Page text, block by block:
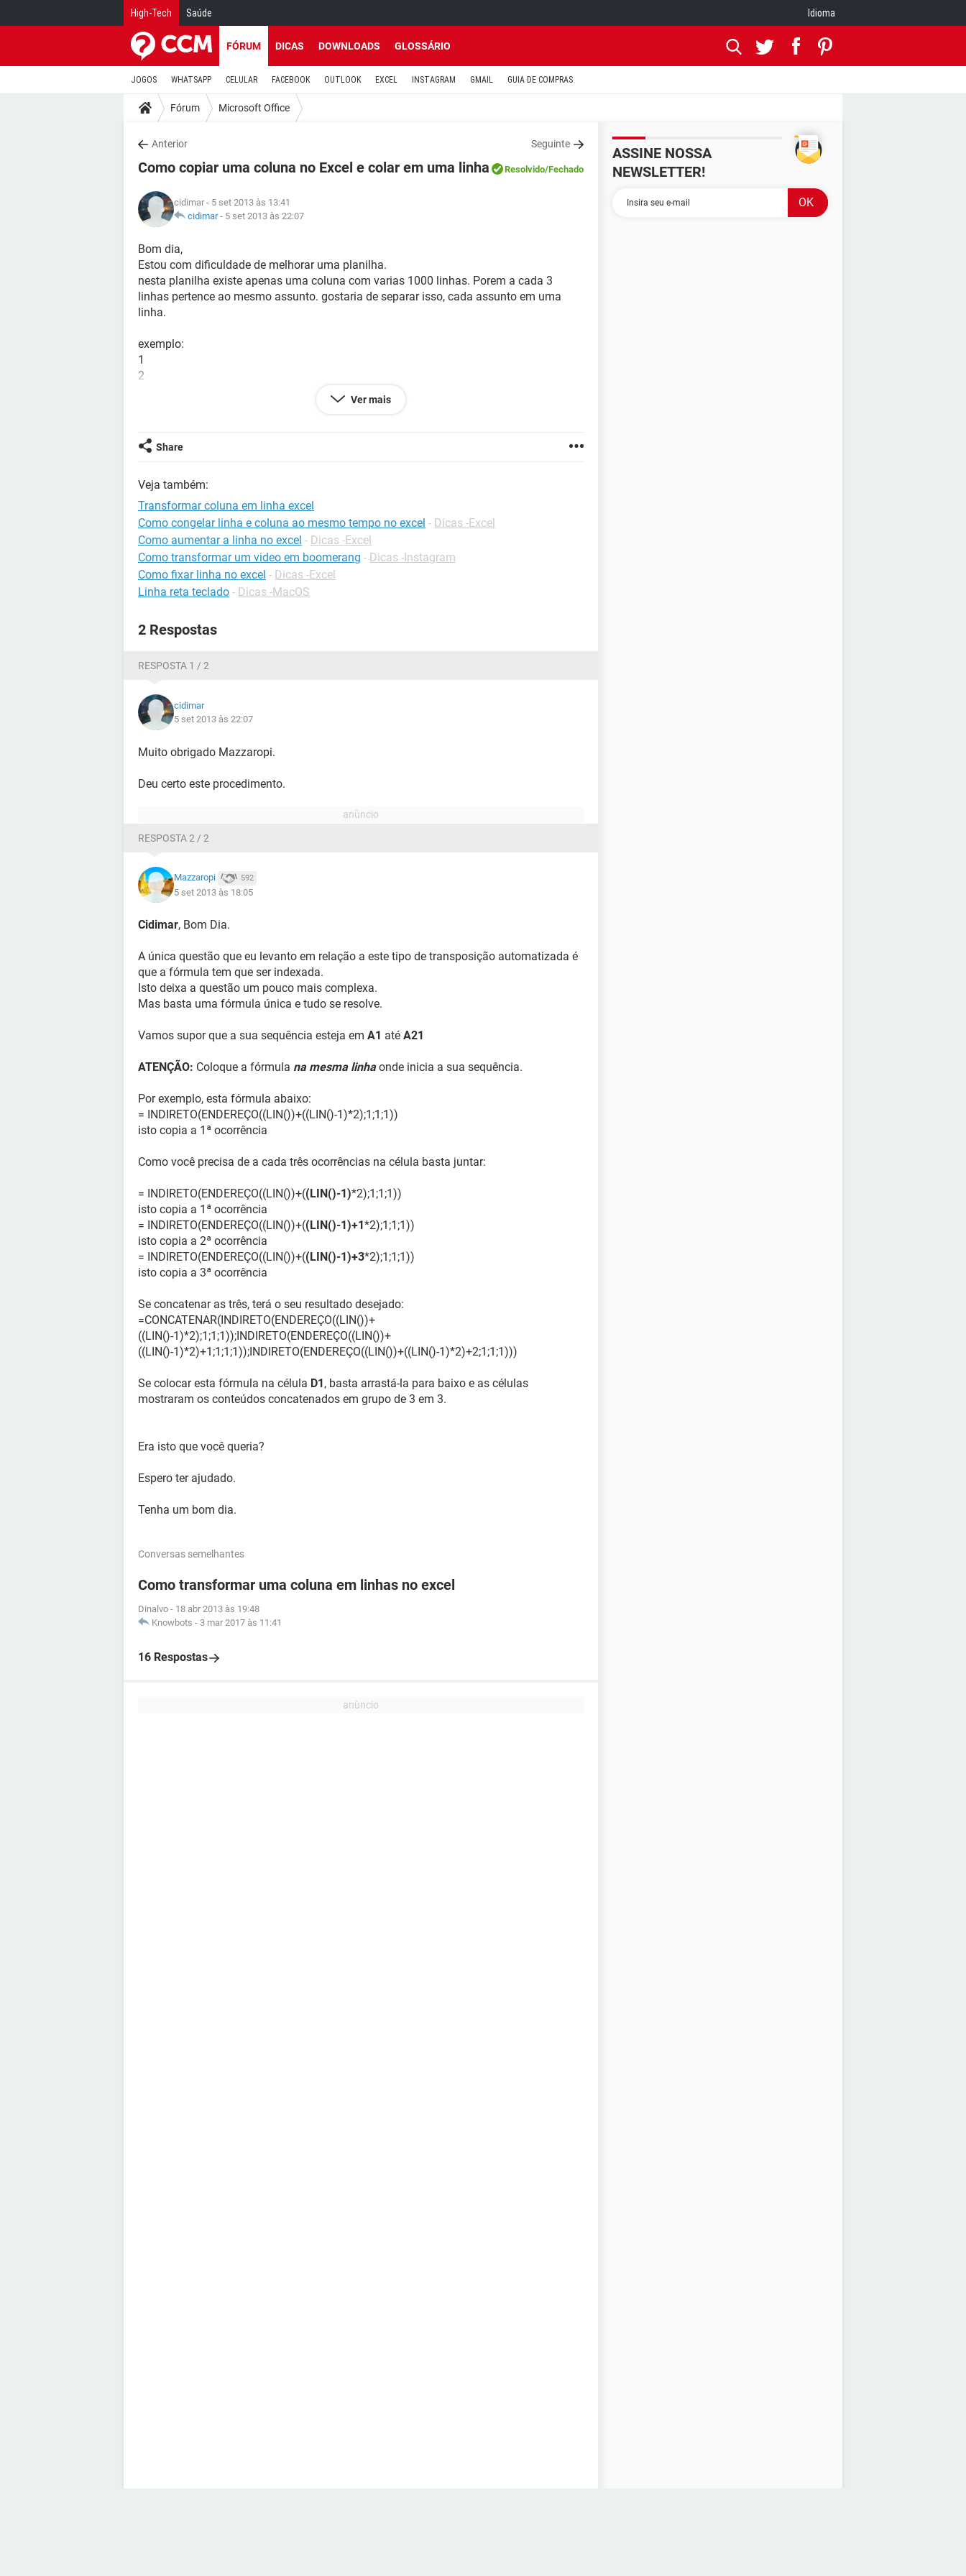
High-Tech Saúde Idioma
FÓRUM DICAS DOWNLOADS GLOSSÁRIO
JOGOS WHATSAPP CELULAR FACEBOOK OUTLOOK EXCEL INSTAGRAM GMAIL GUIA DE COMPRAS
Fórum Microsoft Office
Anterior Seguinte
Como copiar uma coluna no Excel e colar em uma linha Resolvido/Fechado
cidimar - 5 set 2013 às 13:41
cidimar- 5 set 2013 às 22:07
Bom dia,
Estou com dificuldade de melhorar uma planilha.
nesta planilha existe apenas uma coluna com varias 1000 linhas. Porem a cada 3
linhas pertence ao mesmo assunto. gostaria de separar isso, cada assunto em uma
linha.
exemplo:
1
2
9
gostaria que ficasse assim.
123
456
789
obrigado
Ver mais
Share
Veja também:
Transformar coluna em linha excel
Como congelar linha e coluna ao mesmo tempo no excel - Dicas -Excel
Como aumentar a linha no excel - Dicas -Excel
Como transformar um video em boomerang - Dicas -Instagram
Como fixar linha no excel - Dicas -Excel
Linha reta teclado - Dicas -MacOS
2 Respostas
RESPOSTA 1 / 2
cidimar
5 set 2013 às 22:07
Muito obrigado Mazzaropi.
Deu certo este procedimento.
RESPOSTA 2 / 2
Mazzaropi 592
5 set 2013 às 18:05
Cidimar, Bom Dia.
A única questão que eu levanto em relação a este tipo de transposição automatizada é
que a fórmula tem que ser indexada.
Isto deixa a questão um pouco mais complexa.
Mas basta uma fórmula única e tudo se resolve.
Vamos supor que a sua sequência esteja em A1 até A21
ATENÇÃO: Coloque a fórmula na mesma linhaonde inicia a sua sequência.
Por exemplo, esta fórmula abaixo:
= INDIRETO(ENDEREÇO((LIN())+((LIN()-1)*2);1;1;1))
isto copia a 1ª ocorrência
Como você precisa de a cada três ocorrências na célula basta juntar:
= INDIRETO(ENDEREÇO((LIN())+((LIN()-1)*2);1;1;1))
isto copia a 1ª ocorrência
= INDIRETO(ENDEREÇO((LIN())+((LIN()-1)+1*2);1;1;1))
isto copia a 2ª ocorrência
= INDIRETO(ENDEREÇO((LIN())+((LIN()-1)+3*2);1;1;1))
isto copia a 3ª ocorrência
Se concatenar as três, terá o seu resultado desejado:
=CONCATENAR(INDIRETO(ENDEREÇO((LIN())+
((LIN()-1)*2);1;1;1));INDIRETO(ENDEREÇO((LIN())+
((LIN()-1)*2)+1;1;1;1));INDIRETO(ENDEREÇO((LIN())+((LIN()-1)*2)+2;1;1;1)))
Se colocar esta fórmula na célula D1, basta arrastá-la para baixo e as células
mostraram os conteúdos concatenados em grupo de 3 em 3.
Era isto que você queria?
Espero ter ajudado.
Tenha um bom dia.
Conversas semelhantes
Como transformar uma coluna em linhas no excel
Dinalvo - 18 abr 2013 às 19:48
Knowbots - 3 mar 2017 às 11:41
16 Respostas
ASSINE NOSSA
NEWSLETTER!